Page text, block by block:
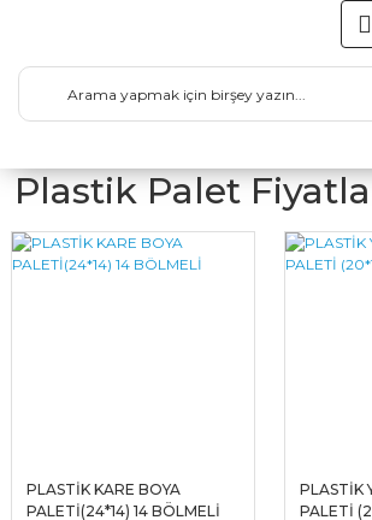
Plastik Palet
PLASTİK KARE BOYA
PALETİ(24*14) 14 BÖLMELİ
PLASTİK
PALETİ